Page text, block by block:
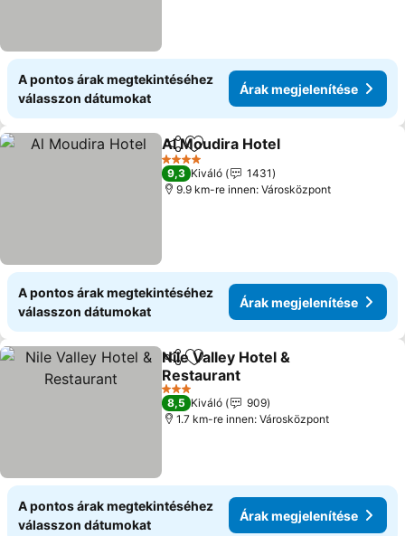
A pontos árak megtekintéséhez
válasszon dátumokat
Árak megjelenítése
MegosztásHozzáadás a kedvencekhez
Al Moudira Hotel
4 Kategória
9,3 Kiváló
1431
9.9 km-re innen: Városközpont
A pontos árak megtekintéséhez
válasszon dátumokat
Árak megjelenítése
Megosztás
Hozzáadás a kedvencekhez
Nile Valley Hotel &
Restaurant
Árak megjelenítése
3 Kategória
8,5 Kiváló
909
1.7 km-re innen: Városközpont
A pontos árak megtekintéséhez
válasszon dátumokat
Árak megjelenítése